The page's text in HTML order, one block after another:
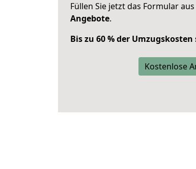
Füllen Sie jetzt das Formular
Angebote.
Bis zu 60 % der Umzugskosten
Kostenlose